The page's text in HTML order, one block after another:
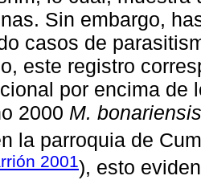
Sin embargo,
casos de
este registro
por encima de
2000 M. bonariensis
la parroquia de
2001), esto